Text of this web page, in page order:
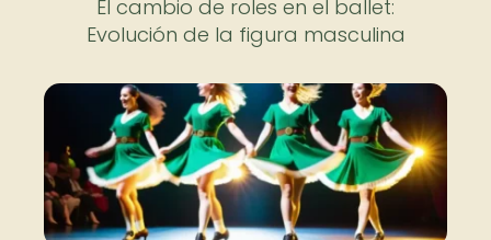
El cambio de roles en el ballet:
Evolución de la figura masculina